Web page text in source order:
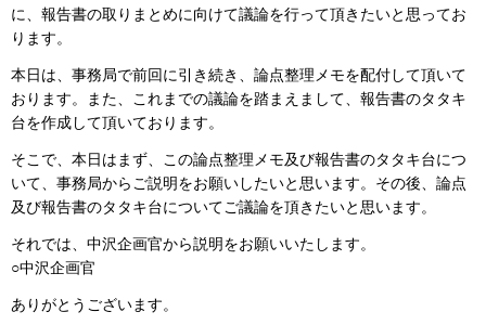
に、報告書の取りまとめに向けて議論を行って頂きたいと思ってお
ります。
本日は、事務局で前回に引き続き、論点整理メモを配付して頂いて
おります。また、これまでの議論を踏まえまして、報告書のタタキ
台を作成して頂いております。
そこで、本日はまず、この論点整理メモ及び報告書のタタキ台につ
いて、事務局からご説明をお願いしたいと思います。その後、論点
及び報告書のタタキ台についてご議論を頂きたいと思います。
それでは、中沢企画官から説明をお願いいたします。
○中沢企画官
ありがとうございます。